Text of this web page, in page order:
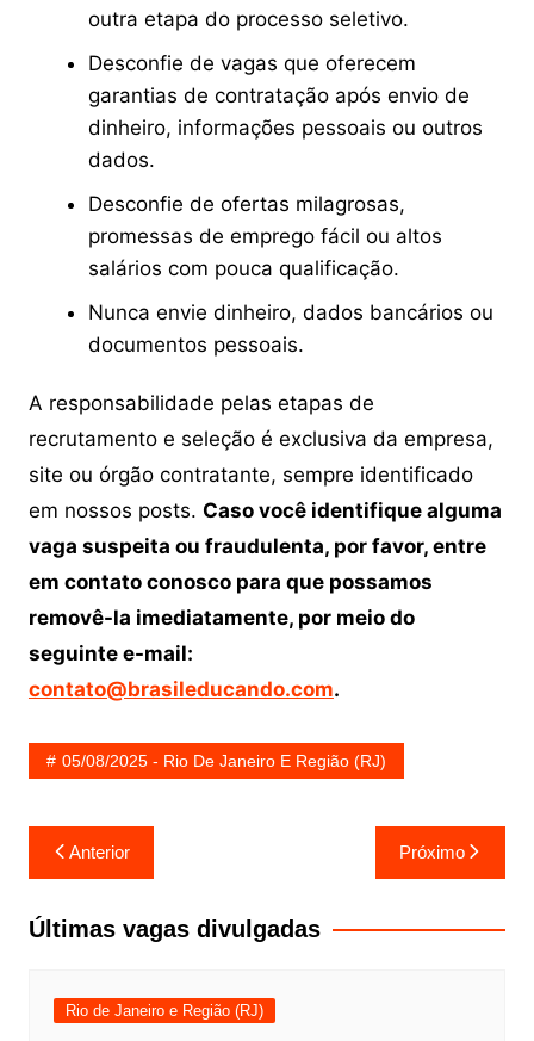
outra etapa do processo seletivo.
Desconfie de vagas que oferecem
garantias de contratação após envio de
dinheiro, informações pessoais ou outros
dados.
Desconfie de ofertas milagrosas,
promessas de emprego fácil ou altos
salários com pouca qualificação.
Nunca envie dinheiro, dados bancários ou
documentos pessoais.
A responsabilidade pelas etapas de
recrutamento e seleção é exclusiva da empresa,
site ou órgão contratante, sempre identificado
em nossos posts. Caso você identifique alguma
vaga suspeita ou fraudulenta, por favor, entre
em contato conosco para que possamos
removê-la imediatamente, por meio do
seguinte e-mail:
contato@brasileducando.com.
05/08/2025 - Rio De Janeiro E Região (RJ)
Navegação
de
Post
Anterior Próximo
Últimas vagas divulgadas
Rio de Janeiro e Região (RJ)